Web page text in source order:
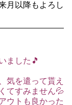
月以降もよろし
ました🎵
気を遣って貰え
てすみません💦
ウトも良かった